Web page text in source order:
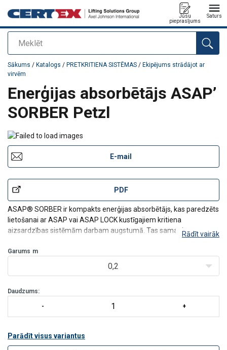
Meklēt
Jūsu
pieprasījums
Saturs
Pievienots jūsu pasūtījumam
Sākums / Katalogs / PRETKRITIENA SISTĒMAS / Ekipējums strādājot ar
virvēm
Enerģijas absorbētājs ASAP’
SORBER Petzl
E-mail
PDF
ASAP® SORBER ir kompakts enerģijas absorbētājs, kas paredzēts
lietošanai ar ASAP vai ASAP LOCK kustīgajiem kritiena
aizsardzības sistēmām darbam augstumā. Tas samazina
noteiktā attālumā no virves, palīdzot aizs
Rādīt vairāk
Garums m
0,2
Daudzums:
Parādīt visus variantus